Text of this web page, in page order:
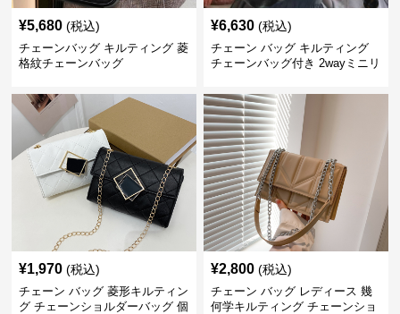
¥5,680 (税込)
チェーンバッグ キルティング 菱
格紋チェーンバッグ
¥6,630 (税込)
チェーン バッグ キルティング
チェーンバッグ付き 2wayミニリ
¥1,970 (税込)
チェーン バッグ 菱形キルティン
グ チェーンショルダーバッグ 個
¥2,800 (税込)
チェーン バッグ レディース 幾
何学キルティング チェーンショ